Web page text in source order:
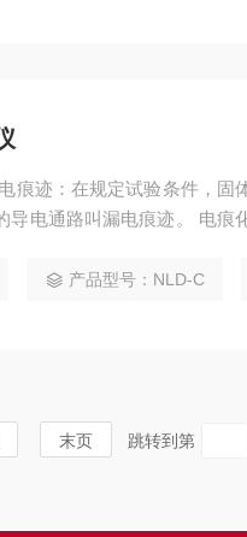
痕迹：在规定试验条件，固
导电通路叫漏电痕迹。 电痕
个周期内试样接地端的电流
产品型号：NLD-C
末页 跳转到第